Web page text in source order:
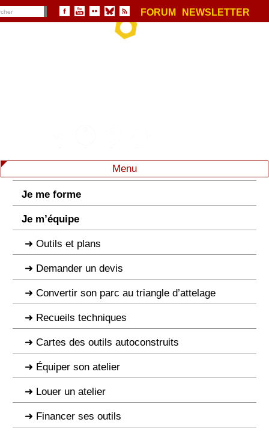
FORUM NEWSLETTER
Menu
Je me forme
Je m’équipe
Outils et plans
Demander un devis
Convertir son parc au triangle d’attelage
Recueils techniques
Cartes des outils autoconstruits
Équiper son atelier
Louer un atelier
Financer ses outils